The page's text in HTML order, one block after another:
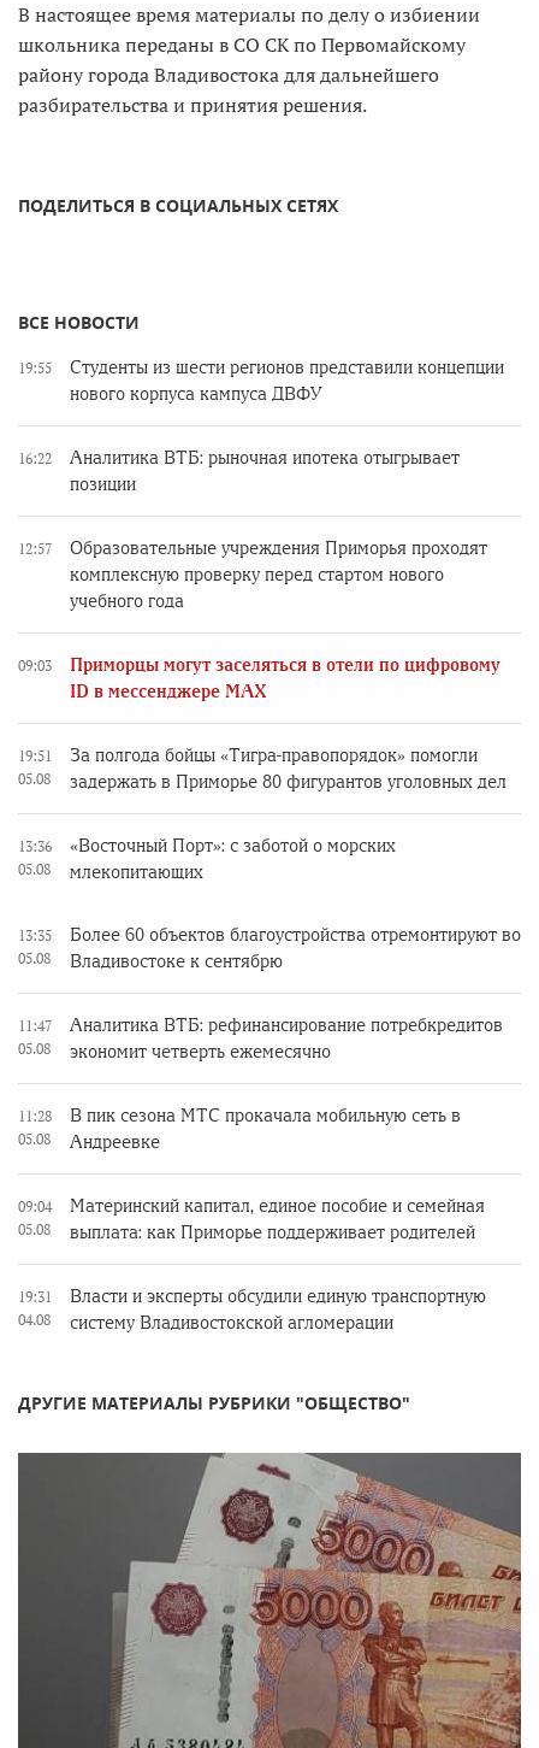
В настоящее время материалы по делу о избиении
школьника переданы в СО СК по Первомайскому
району города Владивостока для дальнейшего
разбирательства и принятия решения.
ПОДЕЛИТЬСЯ В СОЦИАЛЬНЫХ СЕТЯХ
ВСЕ НОВОСТИ
19:55
Студенты из шести регионов представили концепции
нового корпуса кампуса ДВФУ
16:22
Аналитика ВТБ: рыночная ипотека отыгрывает
позиции
12:57
Образовательные учреждения Приморья проходят
комплексную проверку перед стартом нового
учебного года
09:03
Приморцы могут заселяться в отели по цифровому
ID в мессенджере MAX
19:51
05.08
За полгода бойцы «Тигра-правопорядок» помогли
задержать в Приморье 80 фигурантов уголовных дел
13:36
05.08
«Восточный Порт»: с заботой о морских
млекопитающих
13:35
05.08
Более 60 объектов благоустройства отремонтируют во
Владивостоке к сентябрю
11:47
05.08
Аналитика ВТБ: рефинансирование потребкредитов
экономит четверть ежемесячно
11:28
05.08
В пик сезона МТС прокачала мобильную сеть в
Андреевке
09:04
05.08
Материнский капитал, единое пособие и семейная
выплата: как Приморье поддерживает родителей
19:31
04.08
Власти и эксперты обсудили единую транспортную
систему Владивостокской агломерации
ДРУГИЕ МАТЕРИАЛЫ РУБРИКИ "ОБЩЕСТВО"